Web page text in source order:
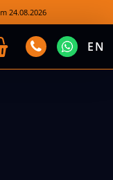
24.08.2026
EN